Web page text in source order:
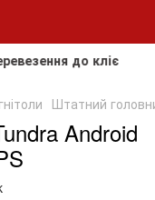
до клієнта, але
Штатний
Android